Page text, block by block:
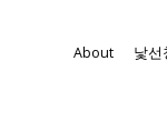
About 낯선